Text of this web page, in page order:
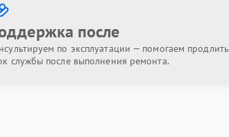
после
по эксплуатации — помогаем продлить
службы после выполнения ремонта.